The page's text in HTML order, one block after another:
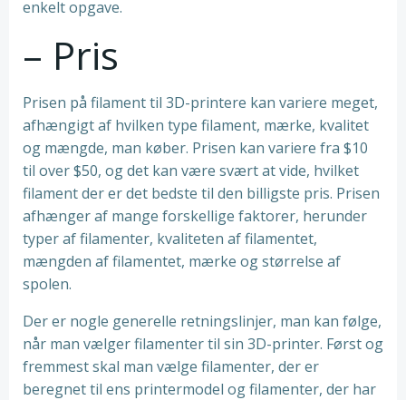
enkelt opgave.
– Pris
Prisen på filament til 3D-printere kan variere meget,
afhængigt af hvilken type filament, mærke, kvalitet
og mængde, man køber. Prisen kan variere fra $10
til over $50, og det kan være svært at vide, hvilket
filament der er det bedste til den billigste pris. Prisen
afhænger af mange forskellige faktorer, herunder
typer af filamenter, kvaliteten af filamentet,
mængden af filamentet, mærke og størrelse af
spolen.
Der er nogle generelle retningslinjer, man kan følge,
når man vælger filamenter til sin 3D-printer. Først og
fremmest skal man vælge filamenter, der er
beregnet til ens printermodel og filamenter, der har